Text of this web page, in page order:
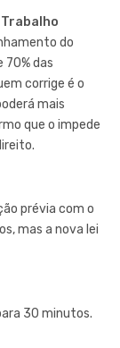
do
das
corrige é o
mais
que o impede
prévia com o
mas a nova lei
30 minutos.